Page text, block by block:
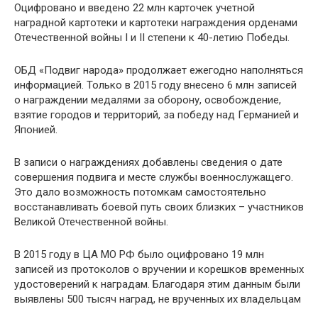
Оцифровано и введено 22 млн карточек учетной
наградной картотеки и картотеки награждения орденами
Отечественной войны I и II степени к 40-летию Победы.
ОБД «Подвиг народа» продолжает ежегодно наполняться
информацией. Только в 2015 году внесено 6 млн записей
о награждении медалями за оборону, освобождение,
взятие городов и территорий, за победу над Германией и
Японией.
В записи о награждениях добавлены сведения о дате
совершения подвига и месте службы военнослужащего.
Это дало возможность потомкам самостоятельно
восстанавливать боевой путь своих близких – участников
Великой Отечественной войны.
В 2015 году в ЦА МО РФ было оцифровано 19 млн
записей из протоколов о вручении и корешков временных
удостоверений к наградам. Благодаря этим данным были
выявлены 500 тысяч наград, не врученных их владельцам